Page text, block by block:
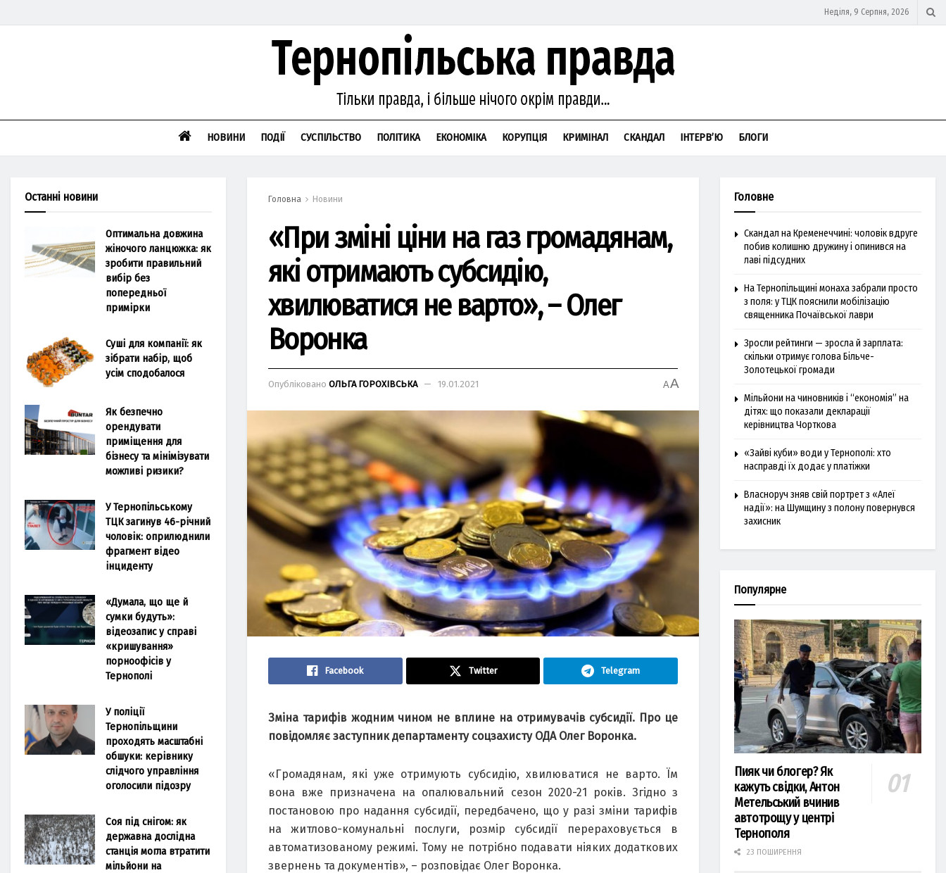
Неділя, 9 Серпня, 2026
НОВИНИ ПОДІЇ СУСПІЛЬСТВО ПОЛІТИКА ЕКОНОМІКА КОРУПЦІЯ КРИМІНАЛ СКАНДАЛ ІНТЕРВ’Ю БЛОГИ
Головна Новини
«При зміні ціни на газ громадянам,
які отримають субсидію,
хвилюватися не варто», – Олег
Воронка
Опубліковано ОЛЬГА ГОРОХІВСЬКА 19.01.2021 AA
Facebook Twitter Telegram
Зміна тарифів жодним чином не вплине на отримувачів субсидії. Про це
повідомляє заступник департаменту соцзахисту ОДА Олег Воронка.
«Громадянам, які уже отримують субсидію, хвилюватися не варто. Їм
вона вже призначена на опалювальний сезон 2020-21 років. Згідно з
постановою про надання субсидії, передбачено, що у разі зміни тарифів
на житлово-комунальні послуги, розмір субсидії перераховується в
автоматизованому режимі. Тому не потрібно подавати ніяких додаткових
звернень та документів», – розповідає Олег Воронка.
Останні новини
Оптимальна довжина
жіночого ланцюжка: як
зробити правильний
вибір без
попередньої
примірки
Суші для компанії: як
зібрати набір, щоб
усім сподобалося
Як безпечно
орендувати
приміщення для
бізнесу та мінімізувати
можливі ризики?
У Тернопільському
ТЦК загинув 46-річний
чоловік: оприлюднили
фрагмент відео
інциденту
«Думала, що ще й
сумки будуть»:
відеозапис у справі
«кришування»
порноофісів у
Тернополі
У поліції
Тернопільщини
проходять масштабні
обшуки: керівнику
слідчого управління
оголосили підозру
Соя під снігом: як
державна дослідна
станція могла втратити
мільйони на
Головне
Скандал на Кременеччині: чоловік вдруге
побив колишню дружину і опинився на
лаві підсудних
На Тернопільщині монаха забрали просто
з поля: у ТЦК пояснили мобілізацію
священника Почаївської лаври
Зросли рейтинги — зросла й зарплата:
скільки отримує голова Більче-
Золотецької громади
Мільйони на чиновників і “економія” на
дітях: що показали декларації
керівництва Чорткова
«Зайві куби» води у Тернополі: хто
насправді їх додає у платіжки
Власноруч зняв свій портрет з «Алеї
надії»: на Шумщину з полону повернувся
захисник
Популярне
Пияк чи блогер? Як
кажуть свідки, Антон
Метельський вчинив
автотрощу у центрі
Тернополя
23 ПОШИРЕННЯ